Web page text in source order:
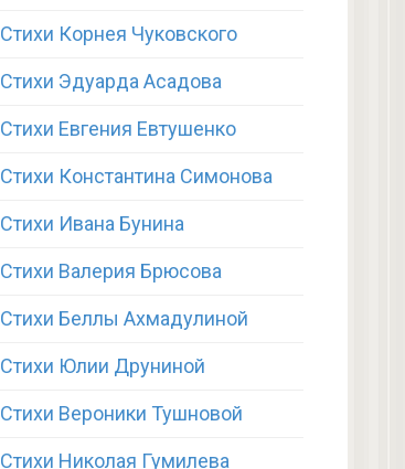
Стихи Корнея Чуковского
Стихи Эдуарда Асадова
Стихи Евгения Евтушенко
Стихи Константина Симонова
Стихи Ивана Бунина
Стихи Валерия Брюсова
Стихи Беллы Ахмадулиной
Стихи Юлии Друниной
Стихи Вероники Тушновой
Стихи Николая Гумилева